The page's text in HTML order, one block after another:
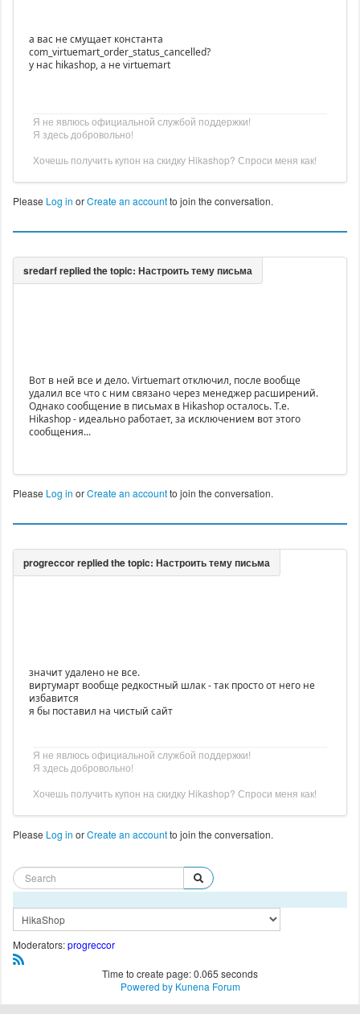
а вас не смущает константа
com_virtuemart_order_status_cancelled?
у нас hikashop, а не virtuemart
Я не явлюсь официальной службой поддержки!
Я здесь добровольно!
Хочешь получить купон на скидку Hikashop? Спроси меня как!
Please Log in orCreate an accountto join the conversation.
Вот в ней все и дело. Virtuemart отключил, после вообще
удалил все что с ним связано через менеджер расширений.
Однако сообщение в письмах в Hikashop осталось. Т.е.
Hikashop - идеально работает, за исключением вот этого
сообщения...
Please Log in orCreate an accountto join the conversation.
значит удалено не все.
виртумарт вообще редкостный шлак - так просто от него не
избавится
я бы поставил на чистый сайт
Я не явлюсь официальной службой поддержки!
Я здесь добровольно!
Хочешь получить купон на скидку Hikashop? Спроси меня как!
Please Log in orCreate an accountto join the conversation.
Moderators:progreccor
Time to create page: 0.065 seconds
Powered by Kunena Forum